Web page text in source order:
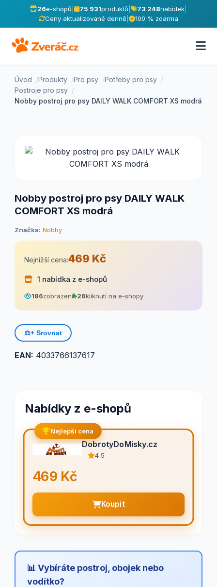
26e-shopů 75 931produktů 73 248nabídek
Ceny aktualizované denně
100 % zdarma
Úvod Produkty Pro psy
Potřeby pro psy
Postroje pro psy
Nobby postroj pro psy DAILY WALK COMFORT XS modrá
Nobby postroj pro psy DAILY WALK
COMFORT XS modrá
Značka: Nobby
Nejnižší cena:469 Kč
1 nabídka z e-shopů
186zobrazení 26kliknutí na e-shopy
⚖️+ Srovnat
EAN: 4033766137617
Nabídky z e-shopů
Nejlepší cena
DobrotyDoMisky.cz
4.5
469 Kč
Koupit
📊 Vybíráte postroj, obojek nebo
vodítko?